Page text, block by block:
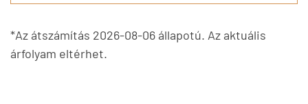
*Az átszámítás 2026-08-06 állapotú. Az aktuális
árfolyam eltérhet.